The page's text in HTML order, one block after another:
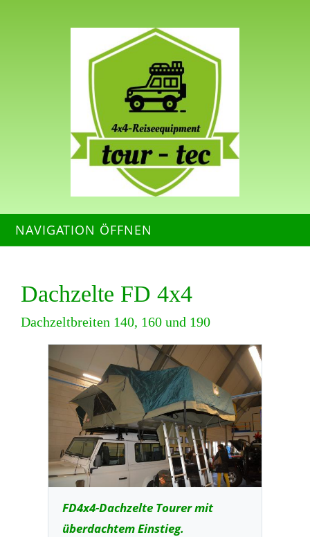
NAVIGATION ÖFFNEN
Dachzelte FD 4x4
Dachzeltbreiten 140, 160 und 190
FD4x4-Dachzelte Tourer mit
überdachtem Einstieg.